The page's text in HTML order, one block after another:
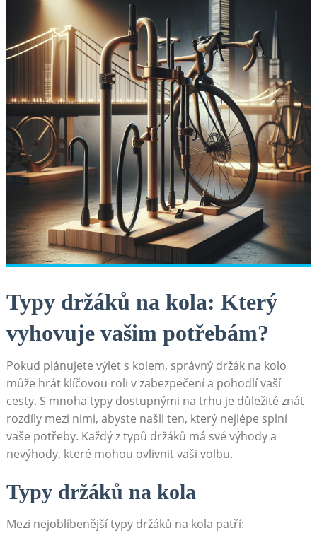
Typy držáků na kola: ​Který‍
vyhovuje⁤ vašim ⁣potřebám?
Pokud plánujete výlet s kolem, správný ‌držák ⁢na kolo
může hrát klíčovou⁣ roli v zabezpečení a pohodlí vaší
cesty.​ S mnoha typy dostupnými na trhu​ je důležité znát
rozdíly ‍mezi nimi, abyste‍ našli ten, který⁣ nejlépe splní⁣
vaše potřeby. Každý z typů držáků má‌ své ⁣výhody a
nevýhody, které mohou ovlivnit⁣ vaši volbu.
Typy ⁣držáků⁤ na kola
Mezi nejoblíbenější typy ‌držáků na ⁤kola ⁤patří: